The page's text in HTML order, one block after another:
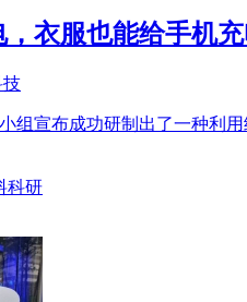
衣服也能给手机
技
组宣布成功研制出了一种利
科研